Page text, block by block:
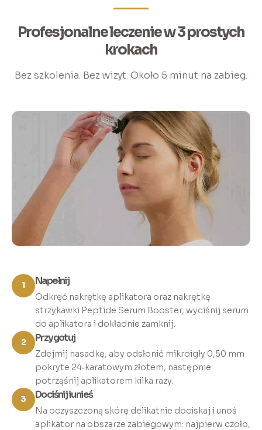
Profesjonalne leczenie w 3 prostych
krokach
Bez szkolenia. Bez wizyt. Około 5 minut na zabieg.
1 Napełnij
Odkręć nakrętkę aplikatora oraz nakrętkę
strzykawki Peptide Serum Booster, wyciśnij serum
do aplikatora i dokładnie zamknij.
2
Przygotuj
Zdejmij nasadkę, aby odsłonić mikroigły 0,50 mm
pokryte 24‑karatowym złotem, następnie
potrząśnij aplikatorem kilka razy.
3
Dociśnij i unieś
Na oczyszczoną skórę delikatnie dociskaj i unoś
aplikator na obszarze zabiegowym: najpierw czoło,